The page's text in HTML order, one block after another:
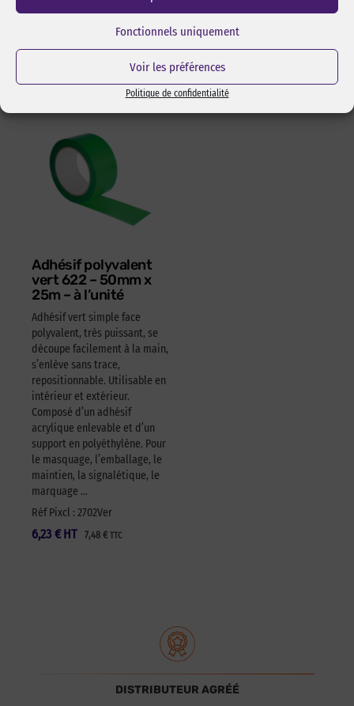
Fonctionnels uniquement
Voir les préférences
Politique de confidentialité
l’assemblage pas collage ou
Réf Pixcl : ALISPIXSPR005
Réf Pixcl : OLFA175SK4
15,05€HT
Adhésif polyvalent
vert 622 – 50mm x
25m – à l’unité
Adhésif vert simple face
polyvalent, très puissant, se
découpe facilement à la main,
s’enlève sans trace,
repositionnable. Utilisable en
intérieur et extérieur.
Composé d’un adhésif
acrylique enlevable et d’un
support en polyéthylène. Pour
le masquage, l’emballage, le
maintien, la signalétique, le
marquage …
Réf Pixcl : 2702Ver
6,23 € 7,48 € TTC
HT
DISTRIBUTEUR AGRÉÉ